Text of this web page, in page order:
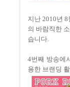
지난 2010년 8
의 바람직한
습니다
4번째 방송에
용한 브랜딩